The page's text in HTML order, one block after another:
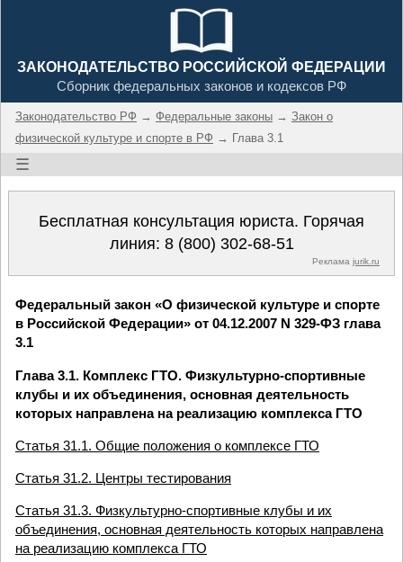
ЗАКОНОДАТЕЛЬСТВО РОССИЙСКОЙ ФЕДЕРАЦИИ
Сборник федеральных законов и кодексов РФ
Законодательство РФ → Федеральные законы → Закон о
физической культуре и спорте в РФ → Глава 3.1
☰
Бесплатная консультация юриста. Горячая
линия: 8 (800) 302-68-51
Реклама jurik.ru
Федеральный закон «О физической культуре и спорте
в Российской Федерации» от 04.12.2007 N 329-ФЗ глава
3.1
Глава 3.1. Комплекс ГТО. Физкультурно-спортивные
клубы и их объединения, основная деятельность
которых направлена на реализацию комплекса ГТО
Статья 31.1. Общие положения о комплексе ГТО
Статья 31.2. Центры тестирования
Статья 31.3. Физкультурно-спортивные клубы и их
объединения, основная деятельность которых направлена
на реализацию комплекса ГТО